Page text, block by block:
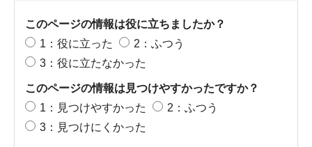
このページの情報は役に立ちましたか？
1：役に立った
2：ふつう
3：役に立たなかった
このページの情報は見つけやすかったですか？
1：見つけやすかった
2：ふつう
3：見つけにくかった